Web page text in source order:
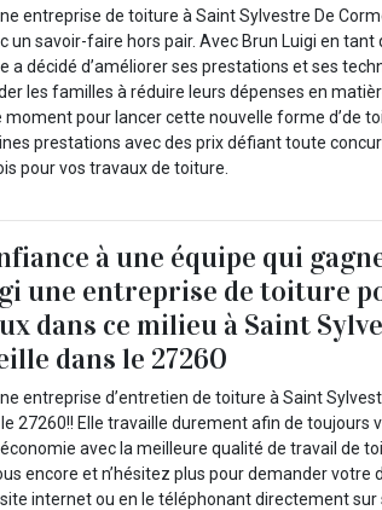
entreprise de toiture à Saint Sylvestre De
un savoir-faire hors pair. Avec Brun Luigi en tant
a décidé d’améliorer ses prestations et ses
les familles à réduire leurs dépenses en
moment pour lancer cette nouvelle forme d’de
prestations avec des prix défiant toute
pour vos travaux de toiture.
à une équipe qui
une entreprise de toiture
dans ce milieu à Saint
dans le 27260
entreprise d’entretien de toiture à Saint
27260!! Elle travaille durement afin de toujours
avec la meilleure qualité de travail de
encore et n’hésitez plus pour demander votre
internet ou en le téléphonant directement sur